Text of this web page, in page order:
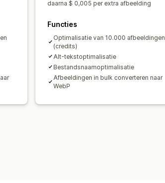
daarna $ 0,005 per extra afbeelding
Functies
Optimalisatie van 10.000 afbeeldingen
(credits)
Alt-tekstoptimalisatie
Bestandsnaamoptimalisatie
Afbeeldingen in bulk converteren naar
WebP